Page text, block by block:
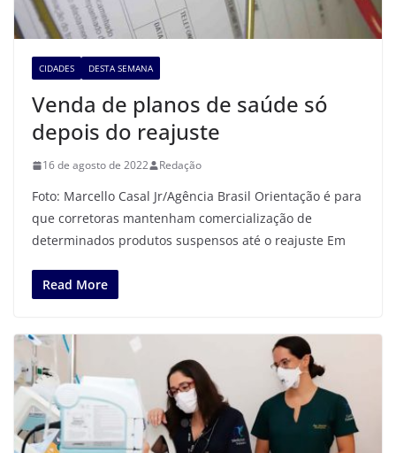
CIDADES DESTA SEMANA
Venda de planos de saúde só
depois do reajuste
16 de agosto de 2022 Redação
Foto: Marcello Casal Jr/Agência Brasil Orientação é para
que corretoras mantenham comercialização de
determinados produtos suspensos até o reajuste Em
Read More